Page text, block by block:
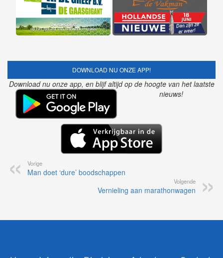
DOWNLOAD NU ONZE APP!
Download nu onze app, en blijf altijd op de hoogte van het laatste
nieuws!
Vorige
Man doet ‘dure’ boodschappen
Volgende
Vernieling aan marathonwagen